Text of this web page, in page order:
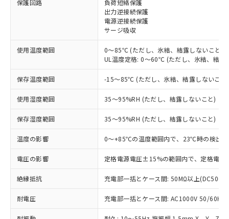
保護回路
負荷短絡保護
出力逆接続保護
電源逆接続保護
サージ吸収
使用温度範囲
0～85℃ (ただし、氷結、結露しないこと)
UL温度定格: 0～60℃ (ただし、氷結、結露
保存温度範囲 -15～85℃ (ただし、氷結、結露しないこと)
使用湿度範囲 35～95%RH (ただし、結露しないこと)
保存湿度範囲 35～95%RH (ただし、結露しないこと)
温度の影響 0～+85℃の温度範囲内で、23℃時の検出
電圧の影響 定格電源電圧±15%の範囲内で、定格電
絶縁抵抗 充電部一括とケース間: 50MΩ以上(DC500V
耐電圧 充電部一括とケース間: AC1000V 50/60Hz
ご利用条件
以下の条件をお読みいただき、同意のうえ
ご利用ください。
本サービスは、当社制御機器事業取扱
商品の当社在庫状況および標準価格
(税抜)を提供させていただくもので
当社制御機器事業取扱商品の中には、
本サービスの対象外となる商品もある
ことをご了承ください。
在庫状況および標準価格照会結果は、
記載している更新日時点での社内デー
対応済み：EU RoHS指令（10物質）の
非含有に対応した製品が提供可能な商品で
対応予定：EU RoHS指令（10物質）の非含
有に対応した製品に切り替える予定のある
商品です。
対応予定なし：EU RoHS指令（10物質）の
非含有に非対応の商品で、対応品を出す予
定はありません。
調査・確認中：EU RoHS指令（10物質）の
非含有の対応状況を調査中または確認中の
商品です。
非該当品：ライセンス料など無形物で、有
害物質有無と関係のない商品です。
いたものが、含有品と判明した場合などや
むを得ず変更することがあります。
*EU RoHS指令（10物質）：
※1 中国RoHS○×表
「○」：最大均質材料含有率が中国RoHSの
基準値以下であることを示します。
「×」：最大均質材料含有率が中国RoHSの
基準値を超えていることを示します。
い合わせください。
為替および外国貿易法に定める商品
（以下｢規制貨物等」という）を輸出